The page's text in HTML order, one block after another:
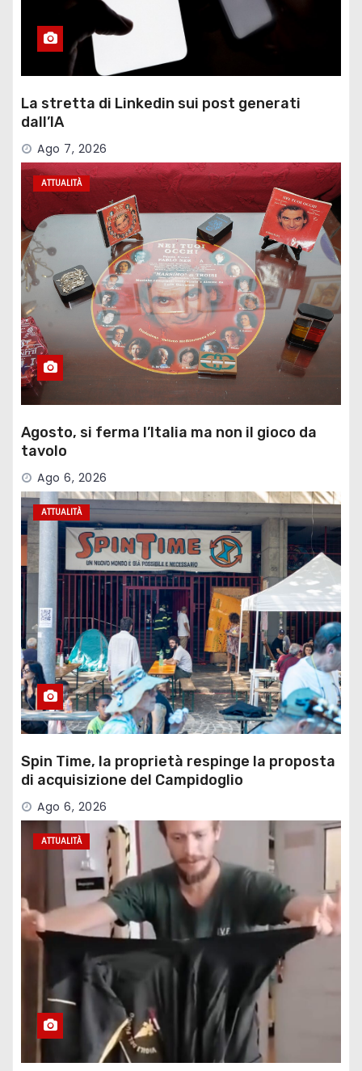
La stretta di Linkedin sui post generati
dall’IA
Ago 7, 2026
ATTUALITÀ
Agosto, si ferma l’Italia ma non il gioco da
tavolo
Ago 6, 2026
ATTUALITÀ
Spin Time, la proprietà respinge la proposta
di acquisizione del Campidoglio
Ago 6, 2026
ATTUALITÀ